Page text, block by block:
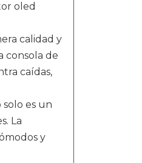
oled
calidad y
consola de
caídas,
solo es un
La
y